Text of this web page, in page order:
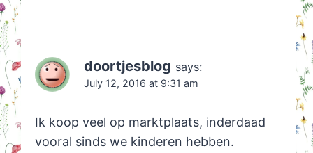
doortjesblog says:
July 12, 2016 at 9:31 am
Ik koop veel op marktplaats, inderdaad
vooral sinds we kinderen hebben.